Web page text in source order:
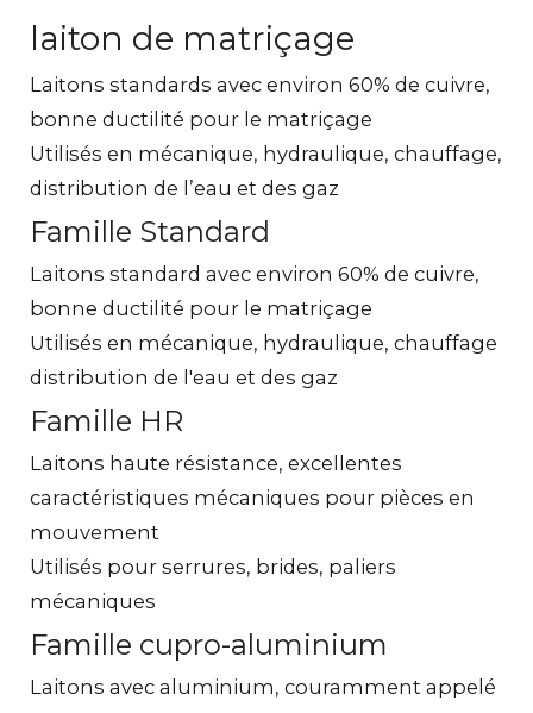
laiton de matriçage
Laitons standards avec environ 60% de cuivre,
bonne ductilité pour le matriçage
Utilisés en mécanique, hydraulique, chauffage,
distribution de l’eau et des gaz
Famille Standard
Laitons standard avec environ 60% de cuivre,
bonne ductilité pour le matriçage
Utilisés en mécanique, hydraulique, chauffage
distribution de l'eau et des gaz
Famille HR
Laitons haute résistance, excellentes
caractéristiques mécaniques pour pièces en
mouvement
Utilisés pour serrures, brides, paliers
mécaniques
Famille cupro-aluminium
Laitons avec aluminium, couramment appelé